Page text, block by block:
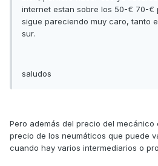
internet estan sobre los 50-€ 70-€
sigue pareciendo muy caro, tanto
sur.
saludos
Pero además del precio del mecánico
precio de los neumáticos que puede
cuando hay varios intermediarios o